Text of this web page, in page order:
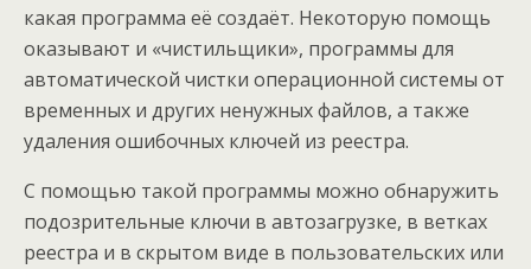
какая программа её создаёт. Некоторую помощь
оказывают и «чистильщики», программы для
автоматической чистки операционной системы от
временных и других ненужных файлов, а также
удаления ошибочных ключей из реестра.
С помощью такой программы можно обнаружить
подозрительные ключи в автозагрузке, в ветках
реестра и в скрытом виде в пользовательских или